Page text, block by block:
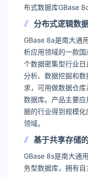
布式数据库GBase 8c
分布式逻辑数
GBase 8a是南大通
析应用领域的一款
个数据密集型行业
分析、数据挖掘和
求，可用做数据仓
数据库。产品主要
据的行业得到规模
领域。
基于共享存储
GBase 8s是南大通
务型数据库，拥有